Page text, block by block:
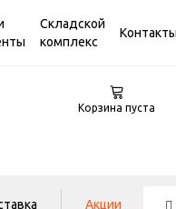
Складской
комплекс
Корзина пуста
Акции